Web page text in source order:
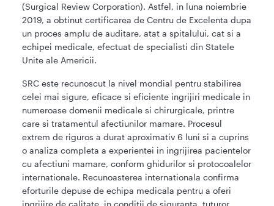
(Surgical Review Corporation). Astfel, in luna noiembrie
2019, a obtinut certificarea de Centru de Excelenta dupa
un proces amplu de auditare, atat a spitalului, cat si a
echipei medicale, efectuat de specialisti din Statele
Unite ale Americii.
SRC este recunoscut la nivel mondial pentru stabilirea
celei mai sigure, eficace si eficiente ingrijiri medicale in
numeroase domenii medicale si chirurgicale, printre
care si tratamentul afectiunilor mamare. Procesul
extrem de riguros a durat aproximativ 6 luni si a cuprins
o analiza completa a experientei in ingrijirea pacientelor
cu afectiuni mamare, conform ghidurilor si protocoalelor
internationale. Recunoasterea internationala confirma
eforturile depuse de echipa medicala pentru a oferi
ingrijire de calitate, in conditii de siguranta, tuturor